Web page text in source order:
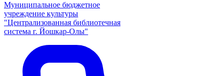
Муниципальное бюджетное
учреждение культуры
"Централизованная библиотечная
система г. Йошкар-Олы"